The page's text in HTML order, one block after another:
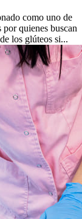
como uno de
por quienes buscan
los glúteos si...